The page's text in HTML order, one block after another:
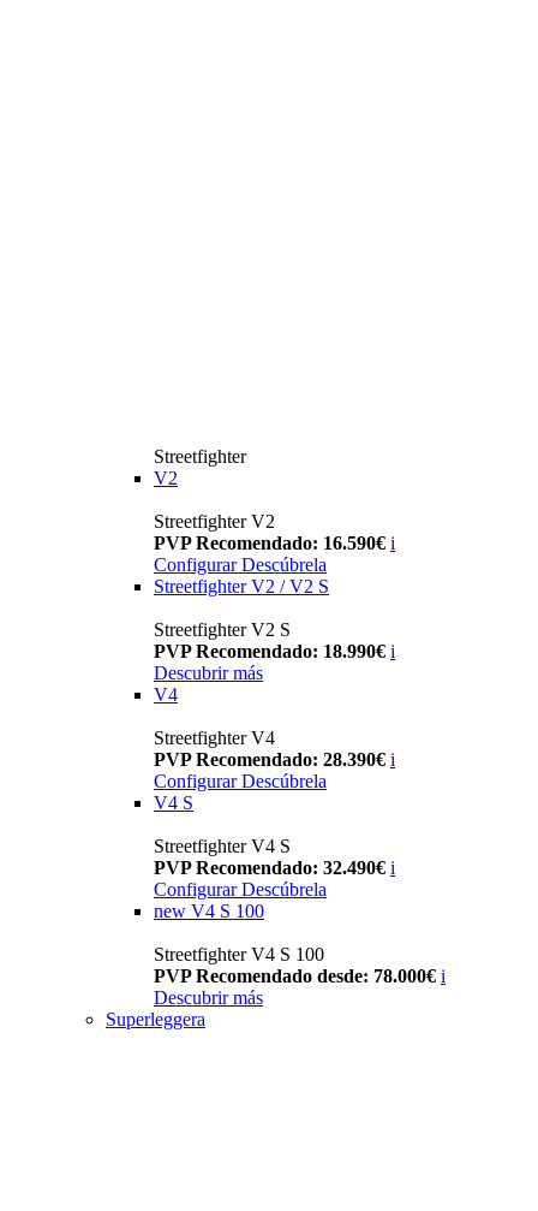
Streetfighter
V2
Streetfighter V2
PVP Recomendado: 16.590€ i
Configurar Descúbrela
Streetfighter V2 / V2 S
Streetfighter V2 S
PVP Recomendado: 18.990€ i
Descubrir más
V4
Streetfighter V4
PVP Recomendado: 28.390€ i
Configurar Descúbrela
V4 S
Streetfighter V4 S
PVP Recomendado: 32.490€ i
Configurar Descúbrela
new V4 S 100
Streetfighter V4 S 100
PVP Recomendado desde: 78.000€ i
Descubrir más
Superleggera